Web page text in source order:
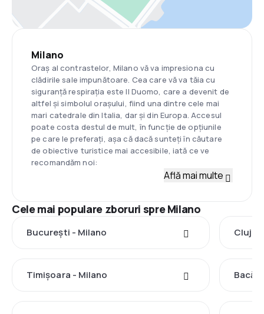
Milano
Oraș al contrastelor, Milano vă va impresiona cu
clădirile sale impunătoare. Cea care vă va tăia cu
siguranță respirația este Il Duomo, care a devenit de
altfel și simbolul orașului, fiind una dintre cele mai
mari catedrale din Italia, dar și din Europa. Accesul
poate costa destul de mult, în funcție de opțiunile
pe care le preferați, așa că dacă sunteți în căutare
de obiective turistice mai accesibile, iată ce ve
recomandăm noi:
Află mai multe
Cele mai populare zboruri spre Milano
București - Milano Cluj-
Timișoara - Milano